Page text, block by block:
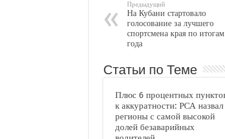
Предыдущий
На Кубани стартовало
голосование за лучшего
спортсмена края по
года
Статьи по Теме
Плюс 6 процентных
к аккуратности: РСА назвал
регионы с самой высокой
долей безаварийных